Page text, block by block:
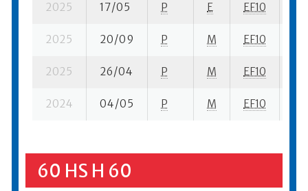
2025 17/05 P E EF10
2025 20/09 P M EF10
2025 26/04 P M EF10
2024 04/05 P M EF10
60 HS H 60